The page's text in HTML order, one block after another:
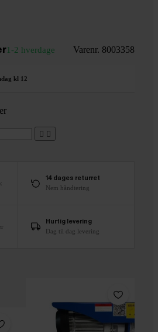
1-2 hverdage Varenr. 8003358
kl 12
 
14 dages returret
Nem håndtering
Hurtig levering
Dag til dag levering